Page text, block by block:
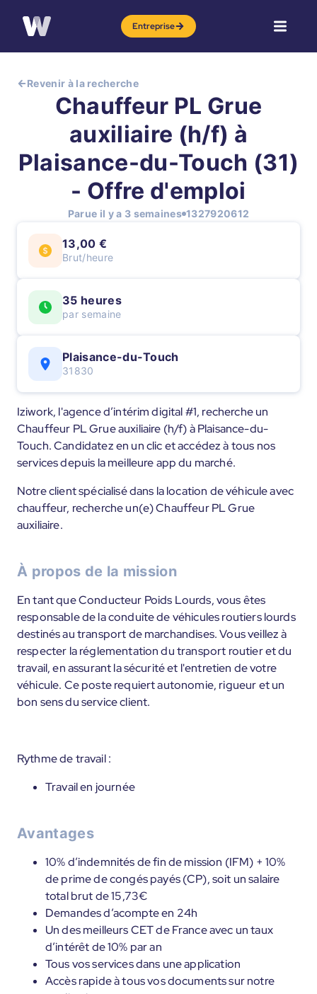
Entreprise
Revenir à la recherche
Chauffeur PL Grue
auxiliaire (h/f) à
Plaisance-du-Touch (31)
- Offre d'emploi
Parue il y a 3 semaines 1327920612
13,00 €
Brut/heure
35 heures
par semaine
Plaisance-du-Touch
31830
Iziwork, l'agence d’intérim digital #1, recherche un
Chauffeur PL Grue auxiliaire (h/f) à Plaisance-du-
Touch. Candidatez en un clic et accédez à tous nos
services depuis la meilleure app du marché.
Notre client spécialisé dans la location de véhicule avec
chauffeur, recherche un(e) Chauffeur PL Grue
auxiliaire.
À propos de la mission
En tant que Conducteur Poids Lourds, vous êtes
responsable de la conduite de véhicules routiers lourds
destinés au transport de marchandises. Vous veillez à
respecter la réglementation du transport routier et du
travail, en assurant la sécurité et l'entretien de votre
véhicule. Ce poste requiert autonomie, rigueur et un
bon sens du service client.
Rythme de travail :
Travail en journée
Avantages
10% d’indemnités de fin de mission (IFM) + 10%
de prime de congés payés (CP), soit un salaire
total brut de 15,73€
Demandes d’acompte en 24h
Un des meilleurs CET de France avec un taux
d’intérêt de 10% par an
Tous vos services dans une application
Accès rapide à tous vos documents sur notre